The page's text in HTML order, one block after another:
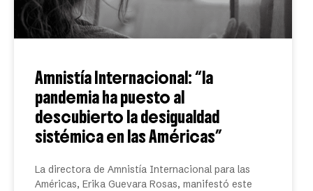
Amnistía Internacional: “la
pandemia ha puesto al
descubierto la desigualdad
sistémica en las Américas”
La directora de Amnistía Internacional para las
Américas, Erika Guevara Rosas, manifestó este